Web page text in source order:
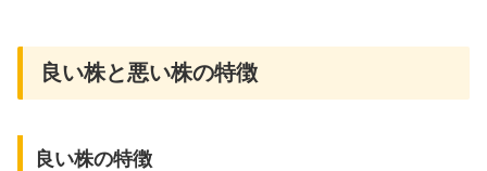
良い株と悪い株の特徴
良い株の特徴